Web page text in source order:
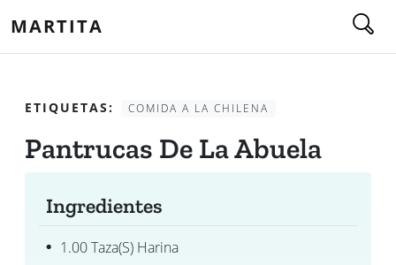
MARTITA
ETIQUETAS: COMIDA A LA CHILENA
Pantrucas De La Abuela
Ingredientes
1.00 Taza(s) Harina